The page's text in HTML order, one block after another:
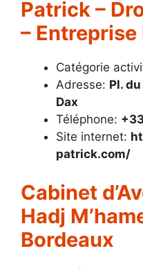
Patrick –
–
Catégorie
Adresse: Pl.
Dax
Téléphone:
Site internet:
patrick.com/
Cabinet
Hadj
Bordeaux